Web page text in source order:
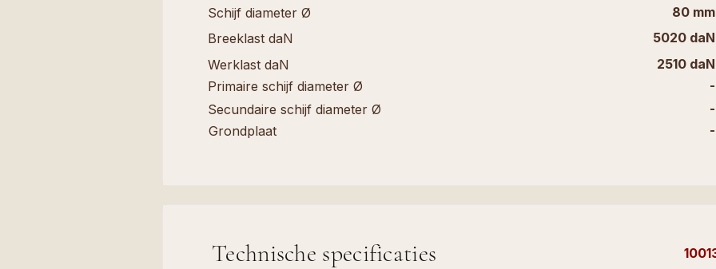
Schijf diameter Ø
Breeklast daN
Werklast daN
Primaire schijf diameter Ø
Secundaire schijf diameter Ø
Grondplaat
80 mm
5020 daN
2510 daN
-
-
-
Technische specificaties